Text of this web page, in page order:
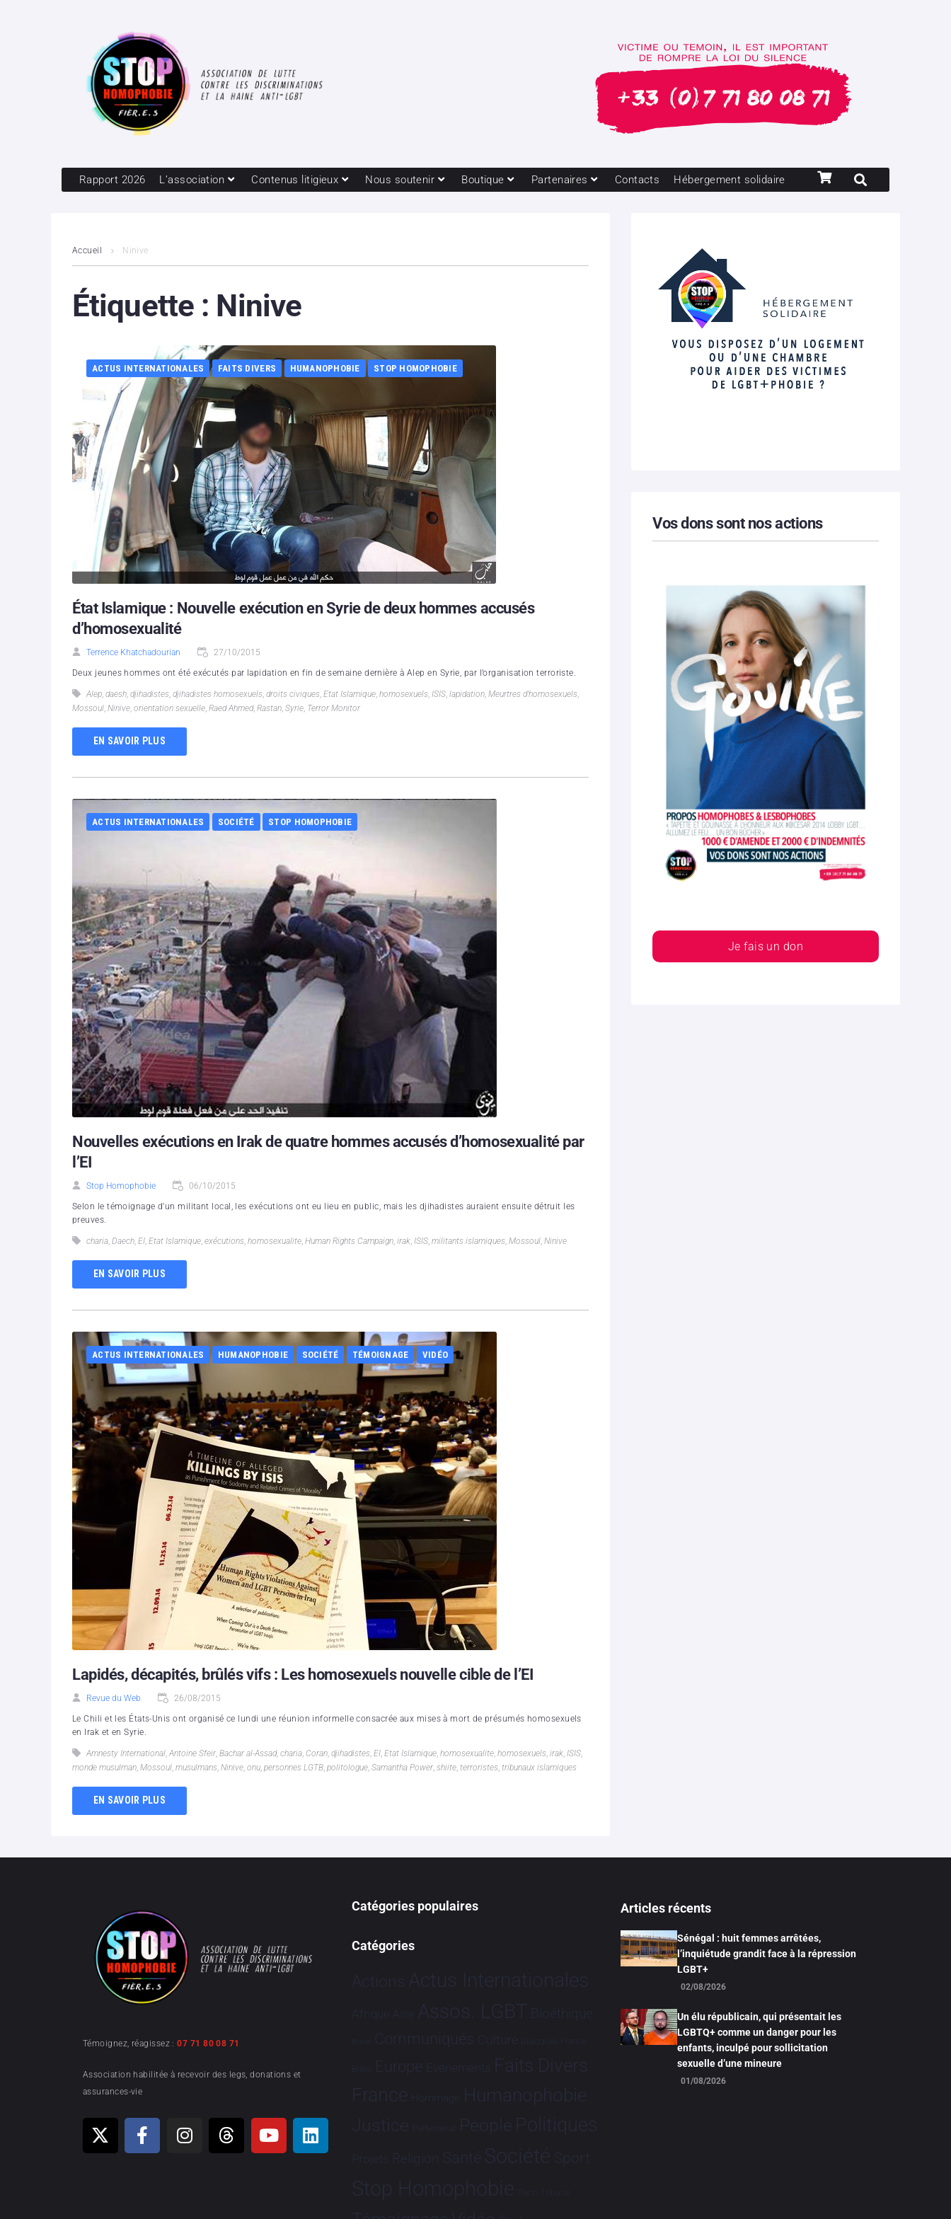
Rapport 2026 L’association Contenus litigieux Nous soutenir Boutique Partenaires Contacts Hébergement solidaire
Accueil Ninive
Étiquette : Ninive
ACTUS INTERNATIONALES FAITS DIVERS HUMANOPHOBIE STOP HOMOPHOBIE
État Islamique : Nouvelle exécution en Syrie de deux hommes accusés
d’homosexualité
Terrence Khatchadourian 27/10/2015
Deux jeunes hommes ont été exécutés par lapidation en fin de semaine dernière à Alep en Syrie, par l’organisation terroriste.
Alep, daesh, djihadistes, djihadistes homosexuels, droits civiques, Etat Islamique, homosexuels, ISIS, lapidation, Meurtres d'homosexuels,
Mossoul, Ninive, orientation sexuelle, Raed Ahmed, Rastan, Syrie, Terror Monitor
EN SAVOIR PLUS
ACTUS INTERNATIONALES SOCIÉTÉ STOP HOMOPHOBIE
Nouvelles exécutions en Irak de quatre hommes accusés d’homosexualité par
l’EI
Stop Homophobie 06/10/2015
Selon le témoignage d'un militant local, les exécutions ont eu lieu en public, mais les djihadistes auraient ensuite détruit les
preuves.
charia, Daech, EI, Etat Islamique, exécutions, homosexualite, Human Rights Campaign, irak, ISIS, militants islamiques, Mossoul, Ninive
EN SAVOIR PLUS
ACTUS INTERNATIONALES HUMANOPHOBIE SOCIÉTÉ TÉMOIGNAGE VIDÉO
Lapidés, décapités, brûlés vifs : Les homosexuels nouvelle cible de l’EI
Revue du Web 26/08/2015
Le Chili et les États-Unis ont organisé ce lundi une réunion informelle consacrée aux mises à mort de présumés homosexuels
en Irak et en Syrie.
Amnesty International, Antoine Sfeir, Bachar al-Assad, charia, Coran, djihadistes, EI, Etat Islamique, homosexualite, homosexuels, irak, ISIS,
monde musulman, Mossoul, musulmans, Ninive, onu, personnes LGTB, politologue, Samantha Power, shiite, terroristes, tribunaux islamiques
EN SAVOIR PLUS
Vos dons sont nos actions
Je fais un don
Témoignez, réagissez :07 71 80 08 71
Association habilitée à recevoir des legs, donations et
assurances-vie
Catégories populaires
Catégories
Actions Actus Internationales
Afrique Asie Assos. LGBT Bioéthique
Brève Communiqués Culture Dialogues France-
Brésil Europe Evénements Faits Divers
France Hommage Humanophobie
Justice Partenariat People Politiques
Projets Religion Santé Société Sport
Stop Homophobie Tech Tribune
Articles récents
Sénégal : huit femmes arrêtées,
l’inquiétude grandit face à la répression
LGBT+
02/08/2026
Un élu républicain, qui présentait les
LGBTQ+ comme un danger pour les
enfants, inculpé pour sollicitation
sexuelle d’une mineure
01/08/2026